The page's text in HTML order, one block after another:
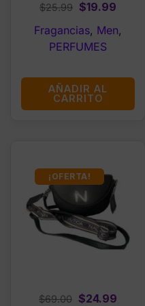
$25.99 Original
price
was:
$19.99
is:
Fragancias, Men,
PERFUMES
AÑADIR AL
CARRITO
¡OFERTA!
$69.00 Original
$24.99